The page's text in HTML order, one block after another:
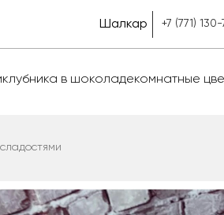
Шалкар +7 (771) 130-
клубника в шоколадекомнатные